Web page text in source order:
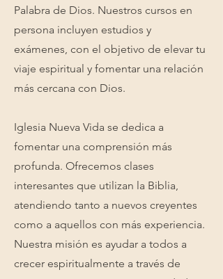
Palabra de Dios. Nuestros cursos en
persona incluyen estudios y
exámenes, con el objetivo de elevar tu
viaje espiritual y fomentar una relación
más cercana con Dios.
Iglesia Nueva Vida se dedica a
fomentar una comprensión más
profunda. Ofrecemos clases
interesantes que utilizan la Biblia,
atendiendo tanto a nuevos creyentes
como a aquellos con más experiencia.
Nuestra misión es ayudar a todos a
crecer espiritualmente a través de